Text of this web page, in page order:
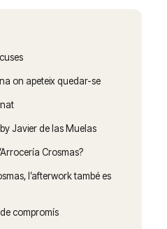
on apeteix quedar-se
Javier de las Muelas
Crosmas?
l’afterwork també es
compromís